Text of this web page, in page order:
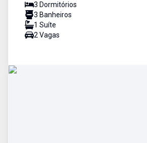
3 Dormitórios
3 Banheiros
1 Suíte
2 Vagas